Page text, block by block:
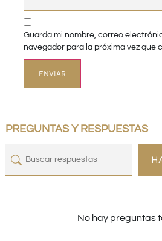
Guarda mi nombre, correo
navegador para la próxima vez que
PREGUNTAS Y RESPUESTAS
No hay preguntas